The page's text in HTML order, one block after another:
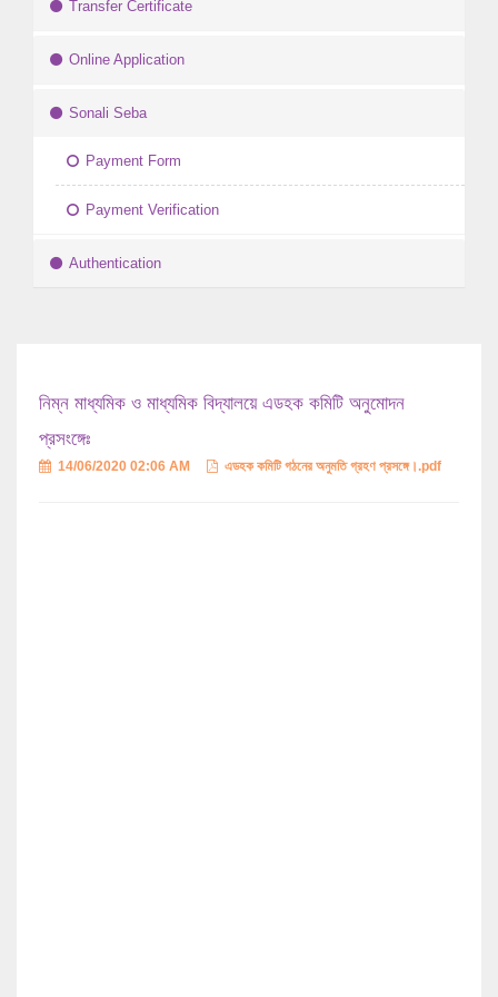
Transfer Certificate
Online Application
Sonali Seba
Payment Form
Payment Verification
Authentication
নিম্ন মাধ্যমিক ও মাধ্যমিক বিদ্যালয়ে এডহক কমিটি অনুমোদন
প্রসংঙ্গেঃ
14/06/2020 02:06 AM এডহক কমিটি গঠনের অনুমতি গ্রহণ প্রসঙ্গে।.pdf